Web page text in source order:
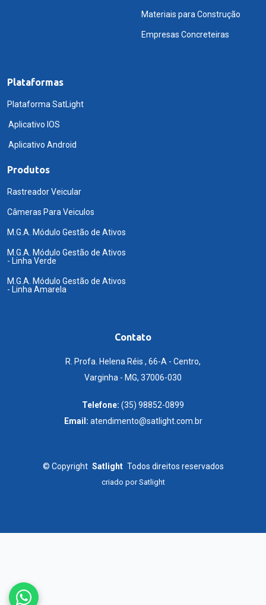
Materiais para Construção
Empresas Concreteiras
Plataformas
Plataforma SatLight
Aplicativo IOS
Aplicativo Android
Produtos
Rastreador Veicular
Câmeras Para Veiculos
M.G.A. Módulo Gestão de Ativos
M.G.A. Módulo Gestão de Ativos
- Linha Verde
M.G.A. Módulo Gestão de Ativos
- Linha Amarela
Contato
R. Profa. Helena Réis , 66-A - Centro,
Varginha - MG, 37006-030
Telefone: (35) 98852-0899
Email: atendimento@satlight.com.br
© Copyright Satlight Todos direitos reservados
criado porSatlight